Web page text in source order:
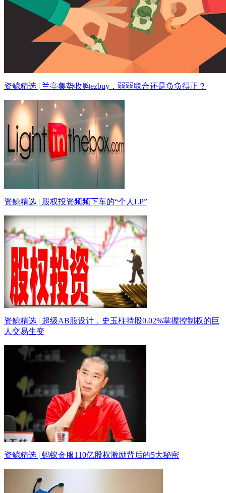
资鲸精选 | 兰亭集势收购ezbuy，弱弱联合还是负负得正？
资鲸精选 | 股权投资频频下车的“个人LP”
资鲸精选 | 超级AB股设计，史玉柱持股0.02%掌握控制权的巨
人交易生变
资鲸精选 | 蚂蚁金服110亿股权激励背后的5大秘密